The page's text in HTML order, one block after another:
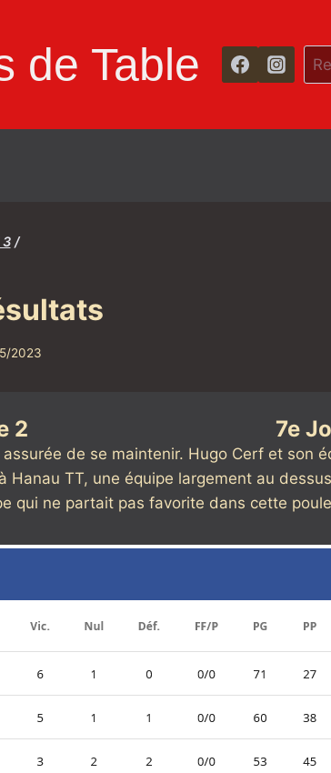
de Table
3 /
2023
2 7e
de se maintenir. Hugo Cerf et son
TT, une équipe largement au
qui ne partait pas favorite dans cette